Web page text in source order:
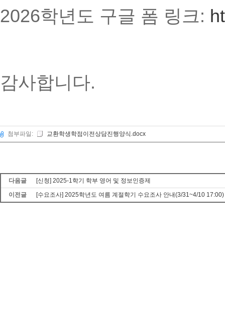
2026학년도 구글 폼 링크:
감사합니다.
첨부파일: 교환학생학점이전상담진행양식.docx
다음글
[신청] 2025-1학기 학부 영어 및 정보인증제
이전글
[수요조사] 2025학년도 여름 계절학기 수요조사 안내(3/31~4/10 17:00)